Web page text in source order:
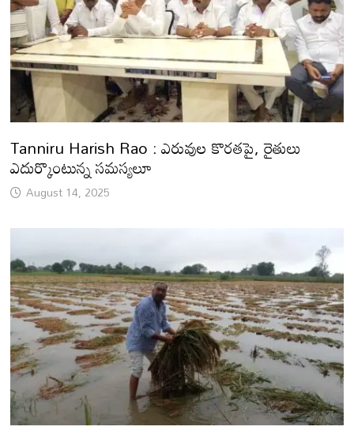
Tanniru Harish Rao : ఎరువుల కొరతపై, రైతులు
ఎదుర్కొంటున్న సమస్యలూ
August 14, 2025